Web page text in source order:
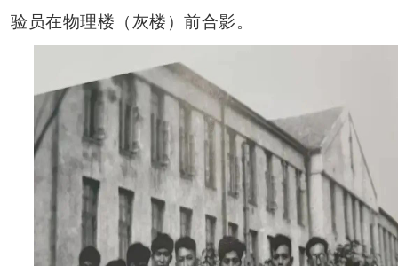
验员在物理楼（灰楼）前合影。